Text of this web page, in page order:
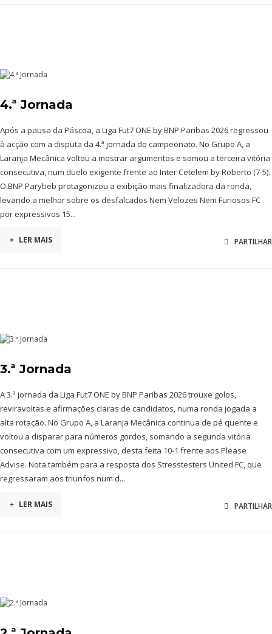
4.ª Jornada
Após a pausa da Páscoa, a Liga Fut7 ONE by BNP Paribas 2026 regressou
à acção com a disputa da 4.ª jornada do campeonato. No Grupo A, a
Laranja Mecânica voltou a mostrar argumentos e somou a terceira vitória
consecutiva, num duelo exigente frente ao Inter Cetelem by Roberto (7-5).
O BNP Parybeb protagonizou a exibição mais finalizadora da ronda,
levando a melhor sobre os desfalcados Nem Velozes Nem Furiosos FC
por expressivos 15...
+ LER MAIS PARTILHAR
3.ª Jornada
A 3.ª jornada da Liga Fut7 ONE by BNP Paribas 2026 trouxe golos,
reviravoltas e afirmações claras de candidatos, numa ronda jogada a
alta rotação. No Grupo A, a Laranja Mecânica continua de pé quente e
voltou a disparar para números gordos, somando a segunda vitória
consecutiva com um expressivo, desta feita 10-1 frente aos Please
Advise. Nota também para a resposta dos Stresstesters United FC, que
regressaram aos triunfos num d...
+ LER MAIS PARTILHAR